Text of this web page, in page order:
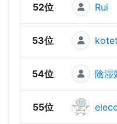
52位 Rui
53位
54位 陰湿
55位